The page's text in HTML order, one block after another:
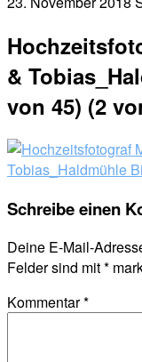
&
von 45) (2
Schreibe einen
Deine E-Mail-
Felder sind mit*
Kommentar*